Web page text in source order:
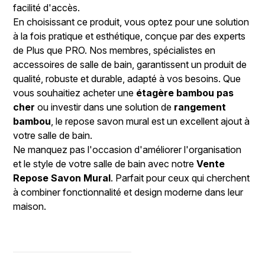
facilité d'accès.
En choisissant ce produit, vous optez pour une solution
à la fois pratique et esthétique, conçue par des experts
de Plus que PRO. Nos membres, spécialistes en
accessoires de salle de bain, garantissent un produit de
qualité, robuste et durable, adapté à vos besoins. Que
vous souhaitiez acheter une étagère bambou pas
cher ou investir dans une solution de rangement
bambou , le repose savon mural est un excellent ajout à
votre salle de bain.
Ne manquez pas l'occasion d'améliorer l'organisation
et le style de votre salle de bain avec notreVente
Repose Savon Mural. Parfait pour ceux qui cherchent
à combiner fonctionnalité et design moderne dans leur
maison.